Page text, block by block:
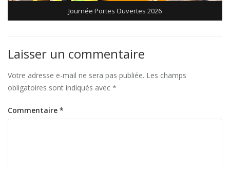
Journée Portes Ouvertes 2026
Laisser un commentaire
Votre adresse e-mail ne sera pas publiée. Les champs
obligatoires sont indiqués avec *
Commentaire *